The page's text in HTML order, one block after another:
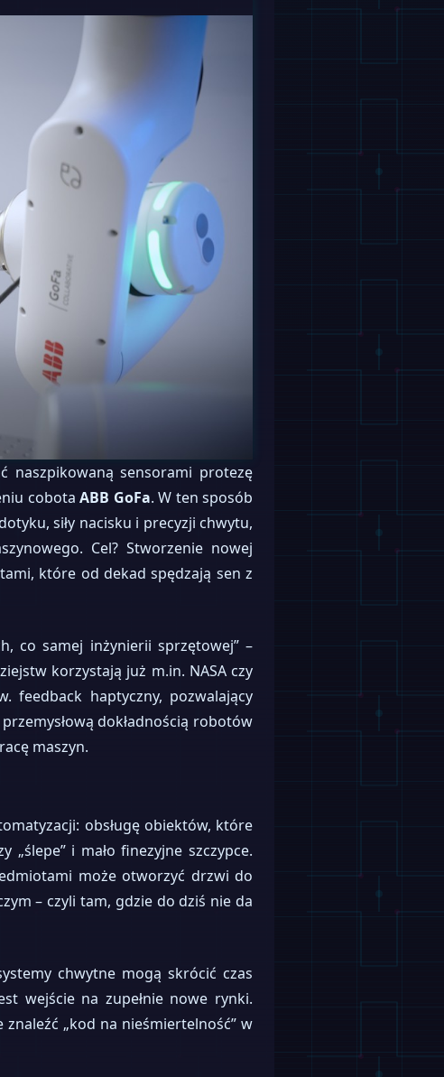
naszpikowaną sensorami protezę
cobotaABB GoFa. W ten sposób
siły nacisku i precyzji chwytu,
Cel? Stworzenie nowej
które od dekad spędzają sen z
co samej inżynierii sprzętowej” –
korzystają już m.in. NASA czy
haptyczny, pozwalający
dokładnością robotów
maszyn.
obsługę obiektów, które
i mało finezyjne szczypce.
może otworzyć drzwi do
– czyli tam, gdzie do dziś nie da
chwytne mogą skrócić czas
wejście na zupełnie nowe rynki.
znaleźć „kod na nieśmiertelność” w